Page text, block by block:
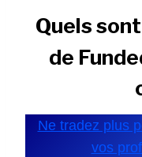
Quels
de
Ne tradez plus
vos